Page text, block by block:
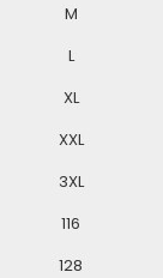
M
L
XL
XXL
3XL
116
128